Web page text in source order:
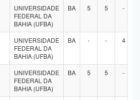
UNIVERSIDADE
FEDERAL DA
BAHIA (UFBA)
BA 5 5 -
UNIVERSIDADE
FEDERAL DA
BAHIA (UFBA)
BA - - 4
UNIVERSIDADE
FEDERAL DA
BAHIA (UFBA)
BA 5 5 -